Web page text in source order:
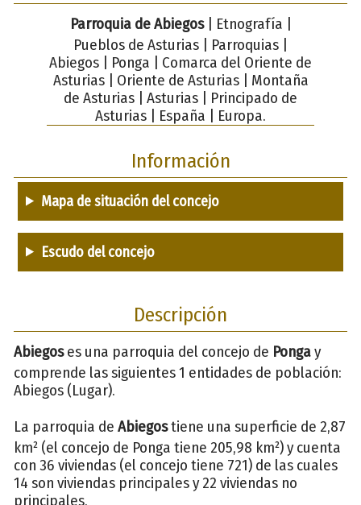
Parroquia de Abiegos| Etnografía |
Pueblos de Asturias | Parroquias |
Abiegos | Ponga | Comarca del Oriente de
Asturias | Oriente de Asturias | Montaña
de Asturias | Asturias | Principado de
Asturias | España | Europa.
Información
Mapa de situación del concejo
Escudo del concejo
Descripción
Abiegoses una parroquia del concejo de Pongay
comprende las siguientes 1 entidades de población:
Abiegos (Lugar).
La parroquia de Abiegostiene una superficie de 2,87
km² (el concejo de Ponga tiene 205,98 km²) y cuenta
con 36 viviendas (el concejo tiene 721) de las cuales
14 son viviendas principales y 22 viviendas no
principales.